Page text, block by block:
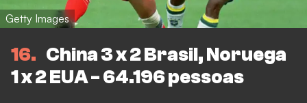
Getty Images
16
China 3 x 2 Brasil, Noruega
1 x 2 EUA - 64.196 pessoas